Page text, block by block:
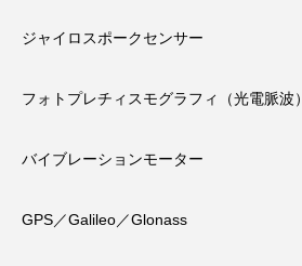
ジャイロスポークセンサー
フォトプレチィスモグラフィ（光電脈波）
バイブレーションモーター
GPS／Galileo／Glonass